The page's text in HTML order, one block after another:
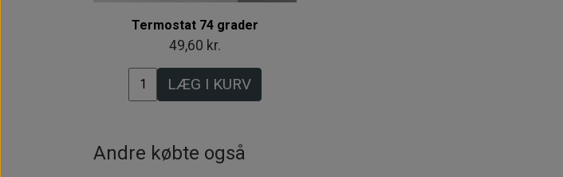
Termostat 74 grader
49,60 kr.
LÆG I KURV
Andre købte også